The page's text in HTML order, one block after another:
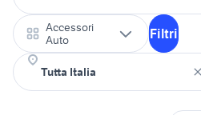
Accessori
Auto
Filtri